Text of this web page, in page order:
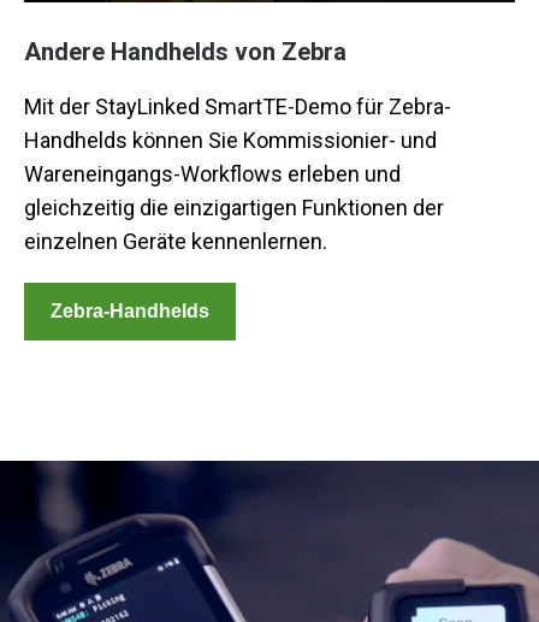
Andere Handhelds von Zebra
Mit der StayLinked SmartTE-Demo für Zebra-
Handhelds können Sie Kommissionier- und
Wareneingangs-Workflows erleben und
gleichzeitig die einzigartigen Funktionen der
einzelnen Geräte kennenlernen.
Zebra-Handhelds